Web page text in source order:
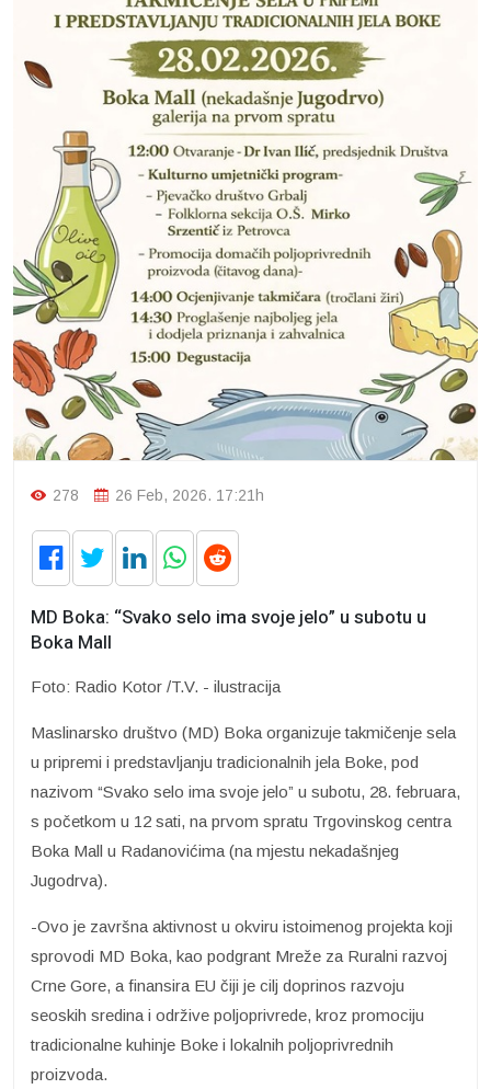
278 26 Feb, 2026. 17:21h
MD Boka: “Svako selo ima svoje jelo” u subotu u
Boka Mall
Foto: Radio Kotor /T.V. - ilustracija
Maslinarsko društvo (MD) Boka organizuje takmičenje sela
u pripremi i predstavljanju tradicionalnih jela Boke, pod
nazivom “Svako selo ima svoje jelo” u subotu, 28. februara,
s početkom u 12 sati, na prvom spratu Trgovinskog centra
Boka Mall u Radanovićima (na mjestu nekadašnjeg
Jugodrva).
-Ovo je završna aktivnost u okviru istoimenog projekta koji
sprovodi MD Boka, kao podgrant Mreže za Ruralni razvoj
Crne Gore, a finansira EU čiji je cilj doprinos razvoju
seoskih sredina i održive poljoprivrede, kroz promociju
tradicionalne kuhinje Boke i lokalnih poljoprivrednih
proizvoda.